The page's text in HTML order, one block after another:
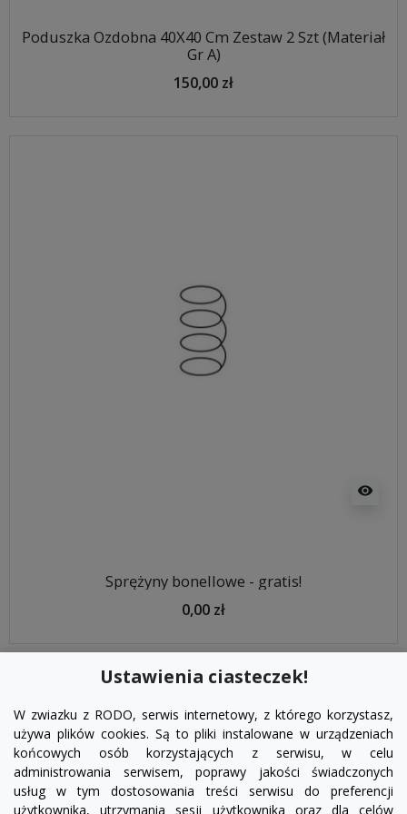
Poduszka Ozdobna 40X40 Cm Zestaw 2 Szt (Materiał
Gr A)
150,00 zł
visibility
Sprężyny bonellowe - gratis!
0,00 zł
Ustawienia ciasteczek!
W zwiazku z RODO, serwis internetowy, z którego korzystasz,
używa plików cookies. Są to pliki instalowane w urządzeniach
końcowych osób korzystających z serwisu, w celu
administrowania serwisem, poprawy jakości świadczonych
usług w tym dostosowania treści serwisu do preferencji
użytkownika, utrzymania sesji użytkownika oraz dla celów